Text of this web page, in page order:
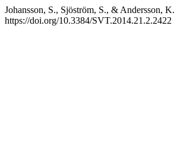
Johansson, S., Sjöström, S., & Andersson,
https://doi.org/10.3384/SVT.2014.21.2.2422